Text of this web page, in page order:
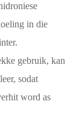
in die
gebruik, kan
sodat
word as